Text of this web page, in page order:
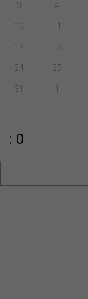
3 4
10 11
17 18
24 25
31 1
: 0